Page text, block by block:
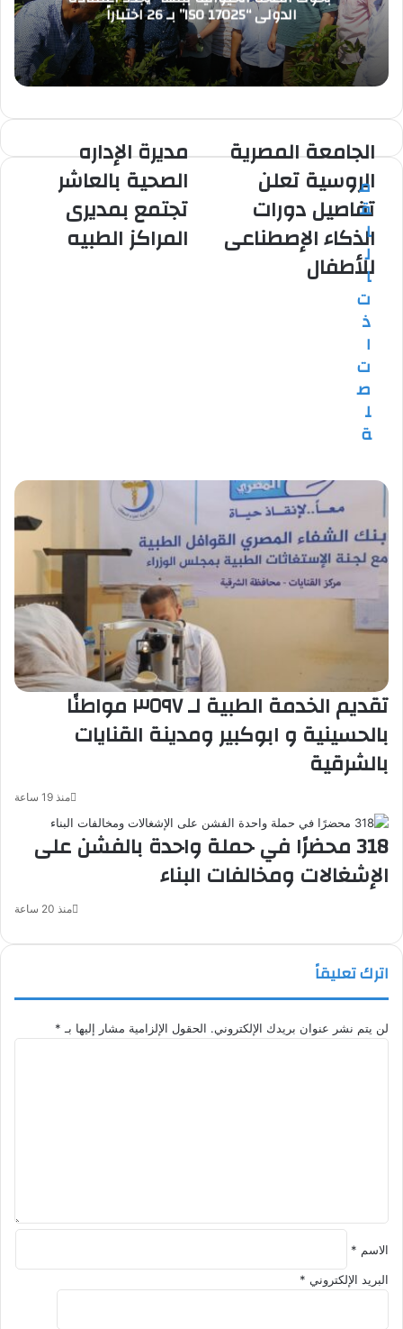
الدولي “ISO 17025” بـ 26 اختباراً
مديرة
الإداره
الصحية
بالعاشر
تجتمع
بمديرى
مديرة الإداره
الصحية بالعاشر
تجتمع بمديرى
المراكز الطبيه
الجامعة
المصرية
الروسية
تعلن
دورات
الذكاء
الإصطناعى
للأطفال
الجامعة المصرية
الروسية تعلن
تفاصيل دورات
الذكاء الإصطناعى
للأطفال
م
ق
ا
ل
ا
ت
ذ
ا
ت
ص
ل
ة
تقديم الخدمة الطبية لـ ٣٥٩٧ مواطنًا
بالحسينية و ابوكبير ومدينة القنايات
بالشرقية
منذ 19 ساعة
318 محضرًا في حملة واحدة بالفشن على
الإشغالات ومخالفات البناء
منذ 20 ساعة
اترك تعليقاً
لن يتم نشر عنوان بريدك الإلكتروني. الحقول الإلزامية مشار إليها بـ *
الاسم *
البريد الإلكتروني *